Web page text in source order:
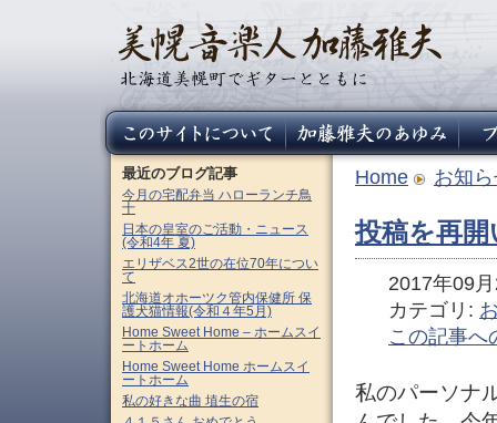
Home お知
投稿を再
2017年09
カテゴリ:
この記事へ
私のパーソナ
最近のブログ記事
今月の宅配弁当 ハローランチ鳥
十
日本の皇室のご活動・ニュース
(令和4年 夏)
エリザベス2世の在位70年につい
て
北海道オホーツク管内保健所 保
護犬猫情報(令和４年5月)
Home Sweet Home – ホームスイ
ートホーム
Home Sweet Home ホームスイ
ートホーム
私の好きな曲 埴生の宿